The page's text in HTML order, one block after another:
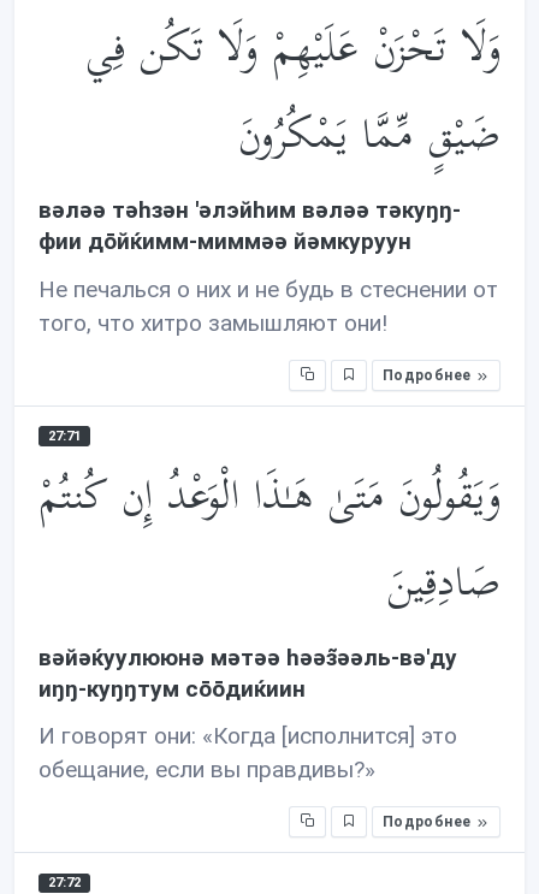
وَلَا تَحْزَنْ عَلَيْهِمْ وَلَا تَكُن فِي
ضَيْقٍ مِّمَّا يَمْكُرُونَ
вəлəə тəhзəн 'əлэйhим вəлəə тəкуŋŋ-
фии дōйќимм-миммəə йəмкуруун
Не печалься о них и не будь в стеснении от
того, что хитро замышляют они!
Подробнее
27:71
وَيَقُولُونَ مَتَىٰ هَـٰذَا الْوَعْدُ إِن كُنتُمْ
صَادِقِينَ
вəйəќуулююнə мəтəə həəз̃əəль-вə'ду
иŋŋ-куŋŋтум сōōдиќиин
И говорят они: «Когда [исполнится] это
обещание, если вы правдивы?»
Подробнее
27:72